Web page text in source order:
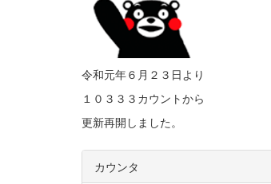
令和元年６月２３日より
１０３３３カウントから
更新再開しました。
カウンタ